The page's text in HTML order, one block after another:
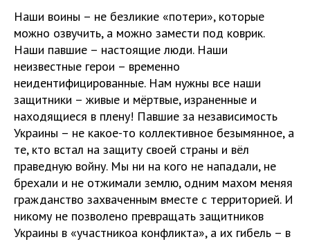
Наши воины – не безликие «потери», которые
можно озвучить, а можно замести под коврик.
Наши павшие – настоящие люди. Наши
неизвестные герои – временно
неидентифицированные. Нам нужны все наши
защитники – живые и мёртвые, израненные и
находящиеся в плену! Павшие за независимость
Украины – не какое-то коллективное безымянное, а
те, кто встал на защиту своей страны и вёл
праведную войну. Мы ни на кого не нападали, не
брехали и не отжимали землю, одним махом меняя
гражданство захваченным вместе с территорией. И
никому не позволено превращать защитников
Украины в «участникоа конфликта», а их гибель – в